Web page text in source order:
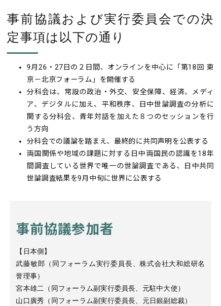
事前協議および実行委員会での決
定事項は以下の通り
9月26・27日の２日間、オンラインを中心に「第18回 東
京－北京フォーラム」を開催する
分科会は、常設の政治・外交、安全保障、経済、メディ
ア、デジタルに加え、平和秩序、日中世論調査の分析に
関する分科会、青年対話を加えた８つのセッションを行
う方向
分科会での議論を踏まえ、最終的に共同声明を公表する
両国関係や地域の課題に対する日中両国民の認識を18年
間調査している世界で唯一の世論調査である、日中共同
世論調査結果を9月中旬に世界に公表する
事前協議参加者
【日本側】
武藤敏郎（同フォーラム実行委員長、株式会社大和総研名
誉理事）
宮本雄二（同フォーラム副実行委員長、元駐中大使）
山口廣秀（同フォーラム副実行委員長、元日銀副総裁）